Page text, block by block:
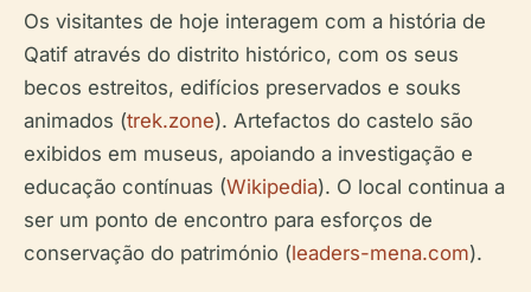
Os visitantes de hoje interagem com a história de
Qatif através do distrito histórico, com os seus
becos estreitos, edifícios preservados e souks
animados (trek.zone). Artefactos do castelo são
exibidos em museus, apoiando a investigação e
educação contínuas (Wikipedia). O local continua a
ser um ponto de encontro para esforços de
conservação do património (leaders-mena.com).